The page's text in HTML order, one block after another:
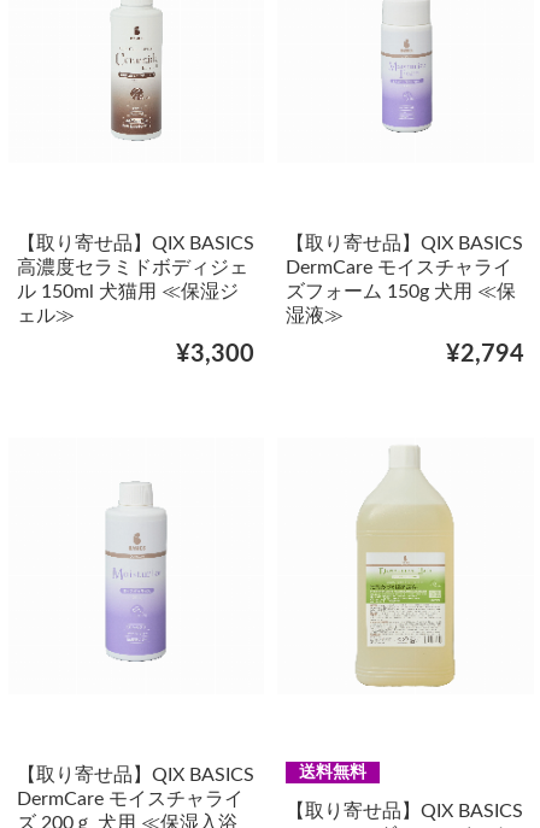
【取り寄せ品】QIX BASICS
高濃度セラミドボディジェ
ル 150ml 犬猫用 ≪保湿ジ
ェル≫
¥3,300
【取り寄せ品】QIX BASICS
DermCare モイスチャライ
ズフォーム 150g 犬用 ≪保
湿液≫
¥2,794
【取り寄せ品】QIX BASICS
DermCare モイスチャライ
ズ 200ｇ 犬用 ≪保湿入浴
送料無料
【取り寄せ品】QIX BASICS